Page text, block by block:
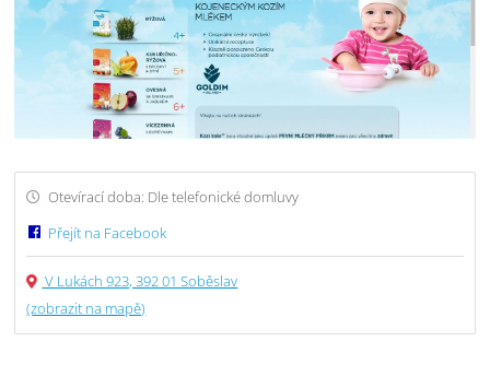
Otevírací doba: Dle telefonické domluvy
Přejít na Facebook
V Lukách 923, 392 01 Soběslav
(zobrazit na mapě)